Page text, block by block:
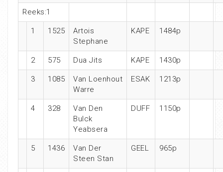
Reeks:1
1 1525
Artois
Stephane
KAPE 1484p
2 575 Dua Jits KAPE 1430p
3 1085
Van Loenhout
Warre
ESAK 1213p
4 328
Van Den
Bulck
Yeabsera
DUFF 1150p
5 1436
Van Der
Steen Stan
GEEL 965p